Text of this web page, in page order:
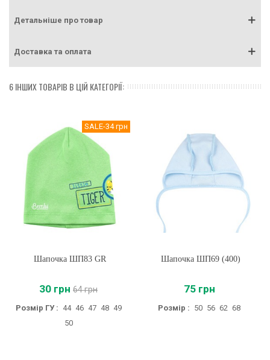
Детальніше про товар
Доставка та оплата
6 ІНШИХ ТОВАРІВ В ЦІЙ КАТЕГОРІЇ:
SALE-34 грн
Шапочка ШП83 GR
30 грн 64 грн
Розмір ГУ : 44 46 47 48 49
50
Шапочка ШП69 (400)
75 грн
Розмір : 50 56 62 68